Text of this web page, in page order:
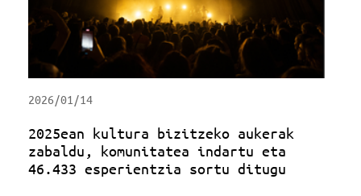
2026/01/14
2025ean kultura bizitzeko aukerak
zabaldu, komunitatea indartu eta
46.433 esperientzia sortu ditugu